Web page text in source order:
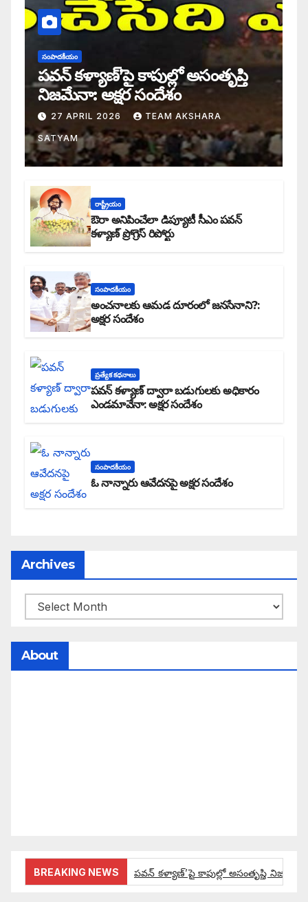
సంపాదకీయం
పవన్ కళ్యాణ్’పై కాపుల్లో అసంతృప్తి
నిజమేనా: అక్షర సందేశం
27 APRIL 2026 TEAM AKSHARA
SATYAM
రాష్ట్రీయం
ఔరా అనిపించేలా డిప్యూటీ సీఎం పవన్
కళ్యాణ్ ప్రోగ్రెస్ రిపోర్టు
సంపాదకీయం
అంచనాలకు ఆమడ దూరంలో జనసేనాని?:
అక్షర సందేశం
ప్రత్యేక కధనాలు
పవన్ కళ్యాణ్ ద్వారా బడుగులకు అధికారం
ఎండమావేనా: అక్షర సందేశం
సంపాదకీయం
ఓ నాన్నారు ఆవేదనపై అక్షర సందేశం
Archives
About
BREAKING NEWS పవన్ కళ్యాణ్’పై కాపుల్లో అసంతృప్తి నిజమేనా: